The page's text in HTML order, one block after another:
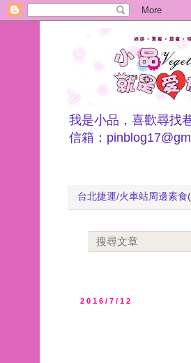
我是小品，喜歡尋找
信箱：
台北捷運/火車站周邊素食
2016/7/12